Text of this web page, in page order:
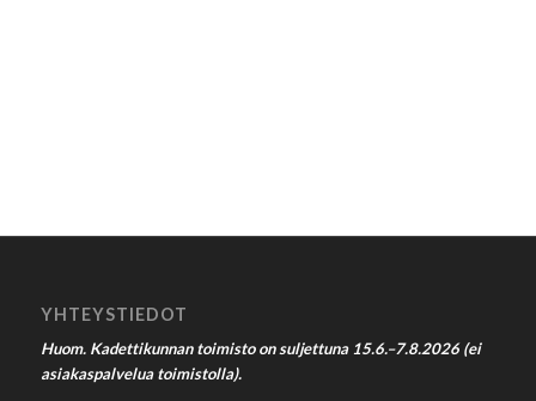
YHTEYSTIEDOT
Huom. Kadettikunnan toimisto on suljettuna 15.6.–7.8.2026 (ei
asiakaspalvelua toimistolla).